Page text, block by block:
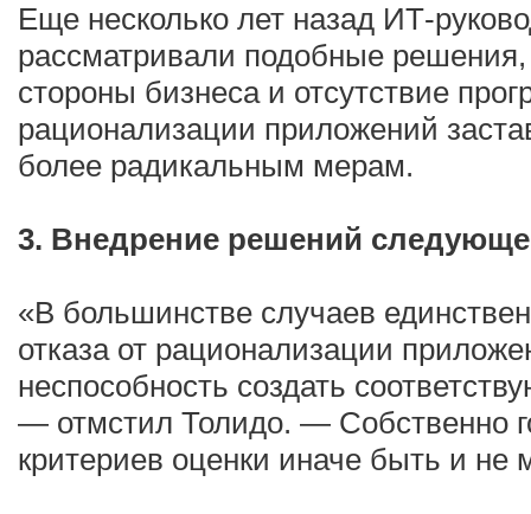
Еще несколько лет назад ИТ-
рассматривали подобные
стороны бизнеса и отсутствие
рационализации приложений
более радикальным мерам.
3. Внедрение решений
«В большинстве случаев
отказа от рационализации
неспособность создать
— отмстил Толидо. — Собственно
критериев оценки иначе быть и не